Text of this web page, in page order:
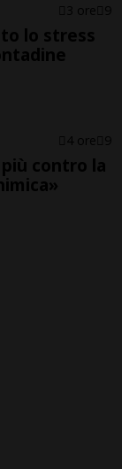
3 ore 9
lo stress
4 ore 9
contro la